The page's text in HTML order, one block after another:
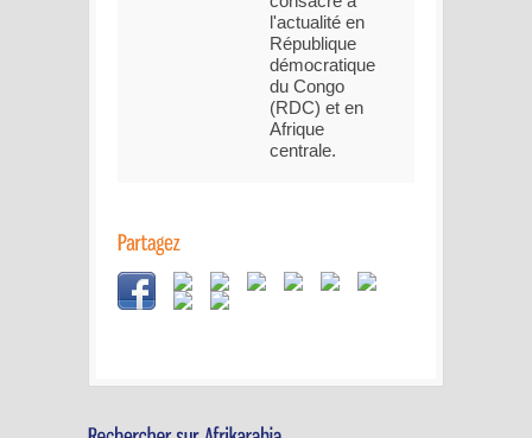
l'actualité en
République
démocratique
du Congo
(RDC) et en
Afrique
centrale.